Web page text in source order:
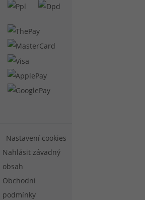
Nastavení cookies
Nahlásit závadný
obsah
Obchodní
podmínky